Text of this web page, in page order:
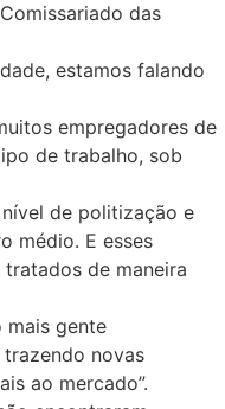
das
estamos falando
empregadores de
de trabalho, sob
de politização e
médio. E esses
de maneira
mais gente
novas
ao mercado”.